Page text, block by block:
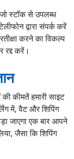
स्टॉक से उपलब्ध
द्वारा संपर्क करें
करने का विकल्प
रद्द करें।
की कीमतें हमारी साइट
में, वैट और शिपिंग
जाएगा एक बार आपने
जैसा कि शिपिंग